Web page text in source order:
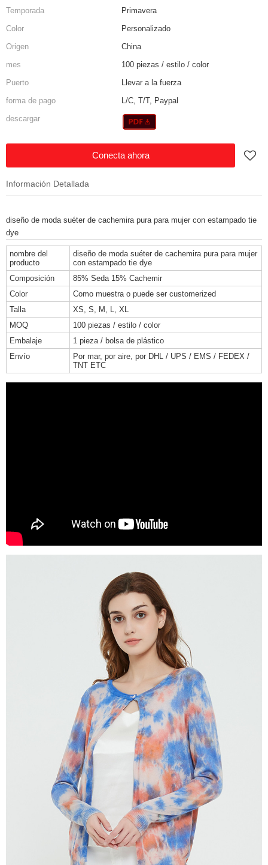
Temporada
Primavera
Color
Personalizado
Origen
China
mes
100 piezas / estilo / color
Puerto
Llevar a la fuerza
forma de pago
L/C, T/T, Paypal
descargar
Conecta ahora
Información Detallada
diseño de moda suéter de cachemira pura para mujer con estampado tie
dye
nombre del
producto
diseño de moda suéter de cachemira pura para mujer
con estampado tie dye
Composición
85% Seda 15% Cachemir
Color
Como muestra o puede ser customerized
Talla
XS, S, M, L, XL
MOQ
100 piezas / estilo / color
Embalaje
1 pieza / bolsa de plástico
Envío
Por mar, por aire, por DHL / UPS / EMS / FEDEX /
TNT ETC